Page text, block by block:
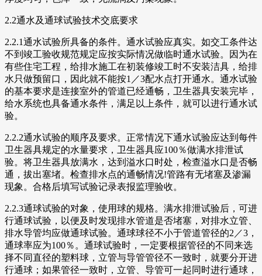
2.2通水及通球试验技术交底要求
2.2.1通水试验所具备的条件。通水试验应真实。如交工条件达
不到竣工验收规范规定应按实际情况做临时通水试验。因为在
有些住宅工程，给排水施工在初装修竣工时不安装洁具，给排
水只做预留口，因此就不能按1／3配水点打开通水。通水试验
的基本要求是连接室外的管道已经通畅，卫生器具安装完毕，
给水系统也具备通水条件，满足以上条件，就可以进行通水试
验。
2.2.2通水试验的顺序及要求。正常情况下通水试验应达到每件
卫生器具规定的水量要求，卫生器具应100％做满水排泄试
验。将卫生器具放满水，达到溢水口时处，检查溢水口是否畅
通，拔出塞堵。检查排水点的通畅情况!管路有无堵塞及渗漏
现象。合格后填写试验记录表报监理验收。
2.2.3通球试验的对象，使用球的规格。满水排泄试验后，可进
行通球试验，以便及时发现排水管道是否堵塞，对排水立管、
排水导管均应做通球试验。通球球径不小于管道管径的2／3，
通球率应为100％。通球试验时，一定要根据管径的不同来选
择不同直径的塑料球，立管与导管管径不一致时，就要分开进
行通球；如果管径一致时，立管、导管可一起同时进行通球，